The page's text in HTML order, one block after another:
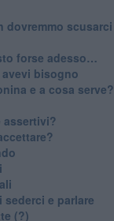
dovremmo scusarci
forse adesso…
bisogno
e a cosa serve?
assertivi?
e parlare
(?)